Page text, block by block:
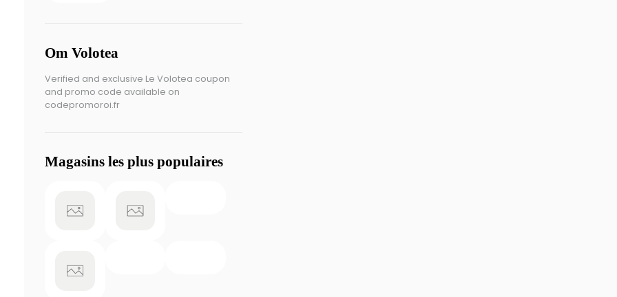
Om Volotea
Verified and exclusive Le Volotea coupon
and promo code available on
codepromoroi.fr
Magasins les plus populaires